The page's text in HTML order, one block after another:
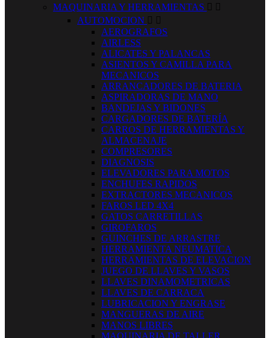
MAQUINARIA Y HERRAMIENTAS  
AUTOMOCION  
AEROGRAFOS
AIRLESS
ALICATES Y PALANCAS
ASIENTOS Y CAMILLA PARA
MECANICOS
ARRANCADORES DE BATERIA
ASPIRADORAS DE MANO
BANDEJAS Y BIDONES
CARGADORES DE BATERÍA
CARROS DE HERRAMIENTAS Y
ALMACENAJE
COMPRESORES
DIAGNOSIS
ELEVADORES PARA MOTOS
ENCHUFES RAPIDOS
EXTRACTORES MECANICOS
FAROS LED 4X4
GATOS CARRETILLAS
GIROFAROS
GUINCHES DE ARRASTRE
HERRAMIENTA NEUMATICA
HERRAMIENTAS DE ELEVACION
JUEGO DE LLAVES Y VASOS
LLAVES DINAMOMETRICAS
LLAVES DE CARRACA
LUBRICACION Y ENGRASE
MANGUERAS DE AIRE
MANOS LIBRES
MAQUINARIA DE TALLER